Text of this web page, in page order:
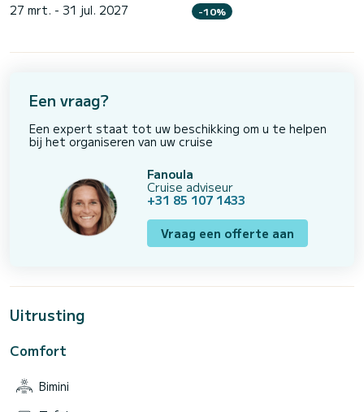
27 mrt. - 31 jul. 2027 -10%
Een vraag?
Een expert staat tot uw beschikking om u te helpen
bij het organiseren van uw cruise
Fanoula
Cruise adviseur
+31 85 107 1433
Vraag een offerte aan
Uitrusting
Comfort
Bimini